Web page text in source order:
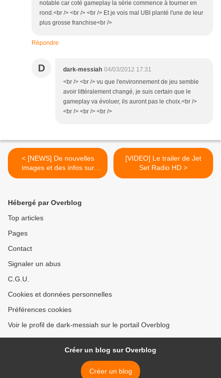
notable car coté gameplay la série commence à tourner en
rond.<br /> <br /> <br /> Et je vois mal UBI planté l'une de leur
plus grosse franchise<br />
Répondre
D dark-messiah 04/03/2012 17:31
<br /> <br /> vu que l'environnement de jeu semble
avoir littéralement changé, je suis certain que le
gameplay va évoluer, ils auront pas le choix.<br />
<br /> <br /> <br />
< [NEWS] De nouvelles
images et des infos sur
DMC - Devil May Cry
[VIDEO] Le trailer de Jet
Set Radio HD >
Hébergé par Overblog
Top articles
Pages
Contact
Signaler un abus
C.G.U.
Cookies et données personnelles
Préférences cookies
Voir le profil de dark-messiah sur le portail Overblog
Créer un blog sur Overblog
Créer un blog